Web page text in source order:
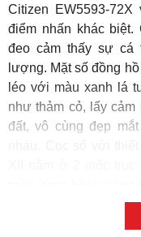
Citizen EW5593-
điểm nhấn khác
đeo cảm thấy sự cá
lượng. Mặt số đồng
léo với màu xanh lá
như thảm cỏ, lấy cảm
đất, vô cùng đẹp
tạo sự hài hòa đẹp